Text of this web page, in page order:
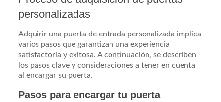
personalizadas
Adquirir una puerta de entrada personalizada implica
varios pasos que garantizan una experiencia
satisfactoria y exitosa. A continuación, se describen
los pasos clave y consideraciones a tener en cuenta
al encargar su puerta.
Pasos para encargar tu puerta